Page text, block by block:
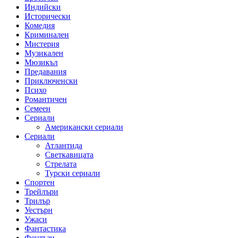
Индийски
Исторически
Комедия
Криминален
Мистерия
Музикален
Мюзикъл
Предавания
Приключенски
Психо
Романтичен
Семеен
Сериали
Американски сериали
Сериали
Атлантида
Светкавицата
Стрелата
Турски сериали
Спортен
Трейлъри
Трилър
Уестърн
Ужаси
Фантастика